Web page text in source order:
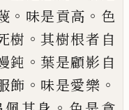
。 味是貢高 。 色
樹 。其樹根者自
鈍 。 葉是顧影 自
飾 。 味是愛樂 。